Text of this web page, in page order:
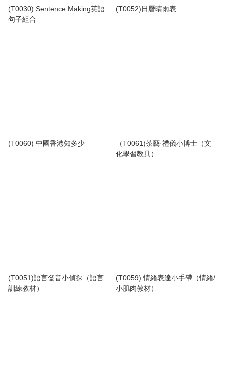
(T0030) Sentence Making英語
句子組合
(T0052)日曆晴雨表
(T0060) 中國香港知多少
（T0061)茶藝·禮儀小博士（文
化學習教具）
(T0051)語言發音小偵探（語言
訓練教材）
(T0059) 情緒表達小手帶（情緒/
小肌肉教材）